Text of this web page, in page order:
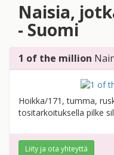
Naisia,
- Suomi
1 of the million
Hoikka/171, tumma,
tositarkoituksella pilke
Liity ja ota yhteyttä